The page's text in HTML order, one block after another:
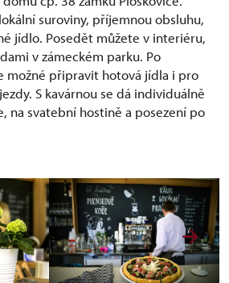
suroviny, příjemnou obsluhu,
jídlo. Posedět můžete v interiéru,
v zámeckém parku. Po
možné připravit hotová jídla i pro
S kavárnou se dá individuálně
na svatební hostině a posezení po